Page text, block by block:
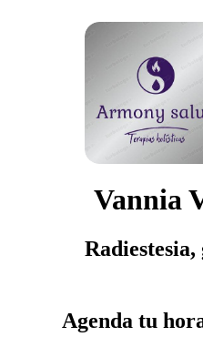
Vannia
Agenda tu